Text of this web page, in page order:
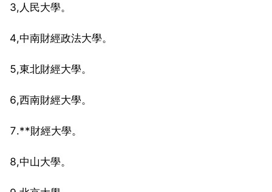
3,人民大學。
4,中南財經政法大學。
5,東北財經大學。
6,西南財經大學。
7.**財經大學。
8,中山大學。